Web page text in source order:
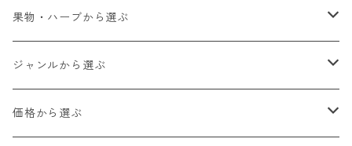
果物・ハーブから選ぶ
ゆらみかん
甘夏
ジャンルから選ぶ
和歌山フルーツジャム
価格から選ぶ